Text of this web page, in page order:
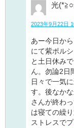
光
2023年9月22日
あー今日か
にて紫ポル
と土日休み
ん。勿論2日
日々で一気
す。後なか
さんが終わ
は寝ての繰
ストレスで